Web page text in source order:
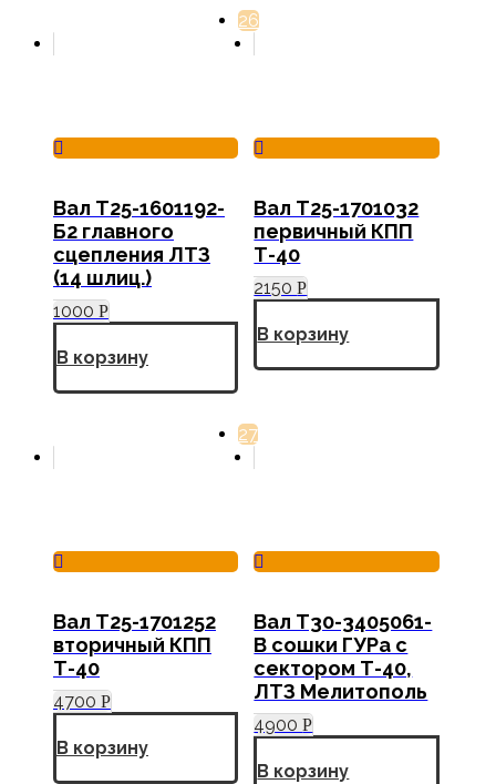
Вал Т25-1601192-
Б2 главного
сцепления ЛТЗ
(14 шлиц.)
1000 Р
В корзину
Вал Т25-1701032
первичный КПП
Т-40
2150Р
В корзину
Вал Т25-1701252
вторичный КПП
Т-40
4700 Р
В корзину
Вал Т30-3405061-
В сошки ГУРа с
сектором Т-40,
ЛТЗ Мелитополь
4900Р
В корзину
26
27